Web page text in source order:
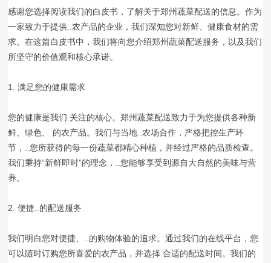
感谢您选择阅读我们的白皮书，了解关于郑州蔬菜配送的信息。作为
一家致力于提供..农产品的企业，我们深知您对新鲜、健康食材的需
求。在这篇白皮书中，我们将向您介绍郑州蔬菜配送服务，以及我们
所坚守的价值观和核心承诺。
1. 满足您的健康需求
您的健康是我们.关注的核心。郑州蔬菜配送致力于为您提供各种新
鲜、绿色、 的农产品。我们与当地..农场合作，严格把控生产环
节，..您所获得的每一份蔬菜都精心种植，并经过严格的品质检查。
我们秉持“新鲜即时”的理念，..您能够享受到源自大自然的美味与营
养。
2. 便捷..的配送服务
我们明白您对便捷、..的购物体验的追求。通过我们的在线平台，您
可以随时订购您所喜爱的农产品，并选择.合适的配送时间。我们的